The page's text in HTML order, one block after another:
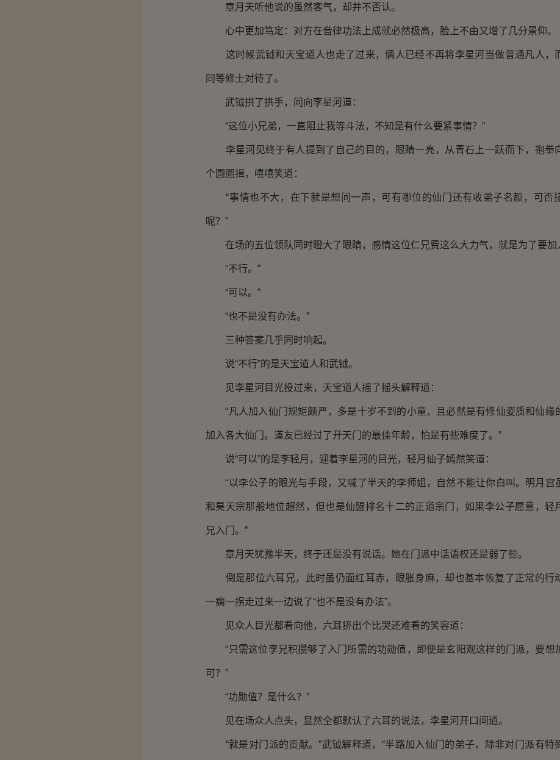
章月天听他说的虽然客气，却并不否认。
心中更加笃定：对方在音律功法上成就必然极高，脸上不由又增了几分景仰。
这时候武钺和天宝道人也走了过来，俩人已经不再将李星河当做普通凡人，
同等修士对待了。
武钺拱了拱手，问向李星河道：
“这位小兄弟，一直阻止我等斗法，不知是有什么要紧事情？”
李星河见终于有人提到了自己的目的，眼睛一亮，从青石上一跃而下，抱拳
个圆圈揖，嘻嘻笑道：
“事情也不大，在下就是想问一声，可有哪位的仙门还有收弟子名额，可否
呢？”
在场的五位领队同时瞪大了眼睛，感情这位仁兄费这么大力气，就是为了要加
“不行。”
“可以。”
“也不是没有办法。”
三种答案几乎同时响起。
说“不行”的是天宝道人和武钺。
见李星河目光投过来，天宝道人摇了摇头解释道：
“凡人加入仙门规矩颇严，多是十岁不到的小童，且必然是有修仙姿质和仙缘
加入各大仙门。道友已经过了开天门的最佳年龄，怕是有些难度了。”
说“可以”的是李轻月，迎着李星河的目光，轻月仙子嫣然笑道：
“以李公子的眼光与手段，又喊了半天的李师姐，自然不能让你白叫。明月宫
和昊天宗那般地位超然，但也是仙盟排名十二的正道宗门，如果李公子愿意，轻
兄入门。”
章月天犹豫半天，终于还是没有说话。她在门派中话语权还是弱了些。
倒是那位六耳兄，此时虽仍面红耳赤，眼胀身麻，却也基本恢复了正常的行
一瘸一拐走过来一边说了“也不是没有办法”。
见众人目光都看向他，六耳挤出个比哭还难看的笑容道：
“只需这位李兄积攒够了入门所需的功勋值，即便是玄阳观这样的门派，要想
可？”
“功勋值？是什么？”
见在场众人点头，显然全都默认了六耳的说法，李星河开口问道。
“就是对门派的贡献。”武钺解释道，“半路加入仙门的弟子，除非对门派有特